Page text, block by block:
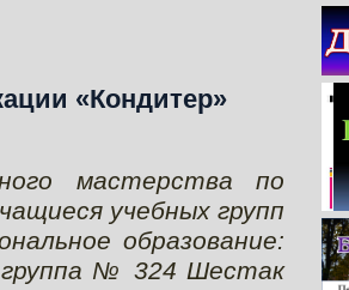
«Кондитер»
мастерства по
учебных групп
образование:
группа № 324 Шестак